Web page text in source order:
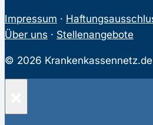
Impressum ·
Über uns · Stellenangebote
© 2026